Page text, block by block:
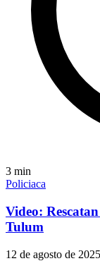
3 min
Policiaca
Video:
Tulum
12 de agosto de 2025